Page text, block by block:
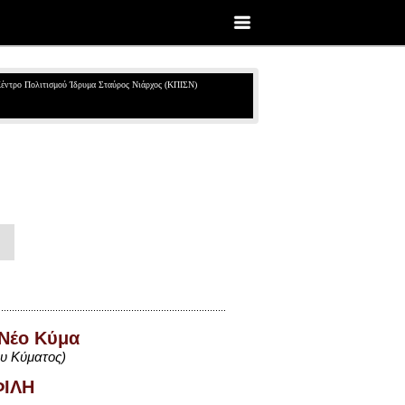
Πολιτισμού Ίδρυμα Σταύρος Νιάρχος (ΚΠΙΣΝ)
Κύμα
Κύματος)